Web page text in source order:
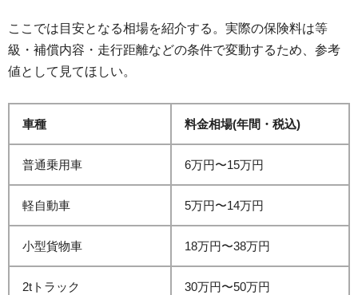
ここでは目安となる相場を紹介する。実際の保険料は等
級・補償内容・走行距離などの条件で変動するため、参考
値として見てほしい。
車種 料金相場(年間・税込)
普通乗用車 6万円〜15万円
軽自動車 5万円〜14万円
小型貨物車 18万円〜38万円
2tトラック 30万円〜50万円